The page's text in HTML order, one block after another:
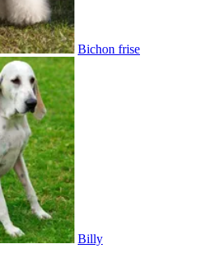
Bichon frise
Billy